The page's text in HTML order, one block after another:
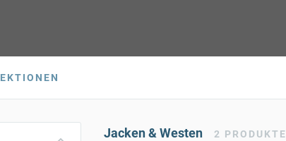
Jacken & Westen 2 PRODUKTE